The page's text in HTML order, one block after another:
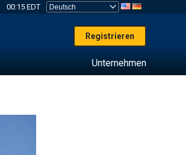
00:15 EDT
Registrieren
Unternehmen